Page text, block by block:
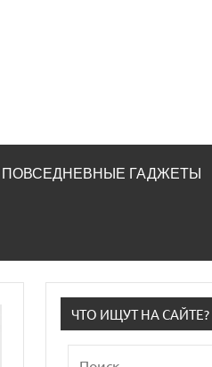
ПОВСЕДНЕВНЫЕ ГАДЖЕТЫ
ЧТО ИЩУТ НА САЙТЕ?